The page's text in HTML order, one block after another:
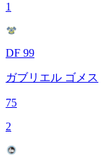
1
DF 99
ガブリエル ゴメス
75
2